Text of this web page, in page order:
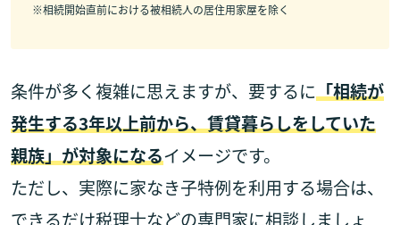
※相続開始直前における被相続人の居住用家屋を除く
条件が多く複雑に思えますが、要するに「相続が
発生する3年以上前から、賃貸暮らしをしていた
親族」が対象になるイメージです。
ただし、実際に家なき子特例を利用する場合は、
できるだけ税理士などの専門家に相談しましょ